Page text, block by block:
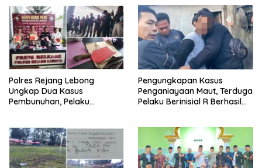
Polres Rejang Lebong
Ungkap Dua Kasus
Pembunuhan, Pelaku
Pengungkapan Kasus
Penganiayaan Maut, Terduga
Pelaku Berinisial R Berhasil